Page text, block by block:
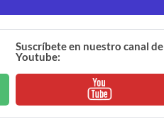
Suscríbete en nuestro canal de
Youtube: